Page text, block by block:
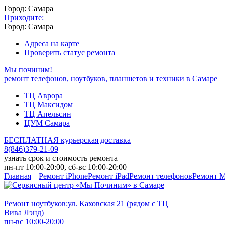
Город: Самара
Приходите:
Город: Самара
Адреса на карте
Проверить статус ремонта
Мы починим!
ремонт телефонов, ноутбуков, планшетов и техники в Самаре
ТЦ Аврора
ТЦ Максидом
ТЦ Апельсин
ЦУМ Самара
БЕСПЛАТНАЯ курьерская доставка
8(846)379-21-09
узнать срок и стоимость ремонта
пн-пт 10:00-20:00, сб-вс 10:00-20:00
Главная
Ремонт iPhoneРемонт iPadРемонт телефоновРемонт
Ремонт ноутбуков:ул. Каховская 21 (рядом с ТЦ
Вива Лэнд)
пн-вс 10:00-20:00